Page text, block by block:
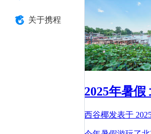
关于携程
2025年暑
西谷椰发表于